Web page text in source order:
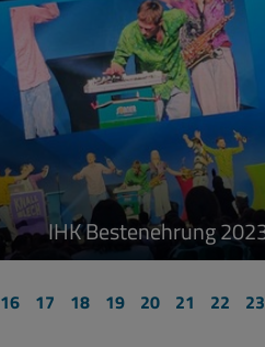
IHK Bestenehrung
16 17 18 19 20 21 22 23